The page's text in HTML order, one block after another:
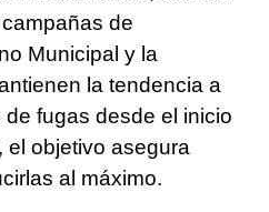
de
Municipal y la
la tendencia a
de fugas desde el inicio
el objetivo asegura
al máximo.